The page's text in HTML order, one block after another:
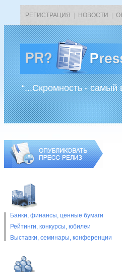
РЕГИСТРАЦИЯ НОВОСТИ
“...Скромность - самый
Банки, финансы, ценные бумаги
Рейтинги, конкурсы, юбилеи
Выставки, cеминары, конференции